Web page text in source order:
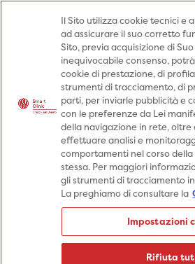
Prenota una visita
Prenota una visita
Specialità
Prestazioni
Patologie
Informazioni
Il Sito utilizza cookie tecnici e
ad assicurare il suo corretto
Sito, previa acquisizione di
inequivocabile consenso,
cookie di prestazione, di
strumenti di tracciamento, di
parti, per inviarle pubblicità e
con le preferenze da Lei
della navigazione in rete, oltre
effettuare analisi e
comportamenti nel corso
stessa. Per maggiori
gli strumenti di tracciamento
La preghiamo di consultare la
Impostazioni
Rifiuta